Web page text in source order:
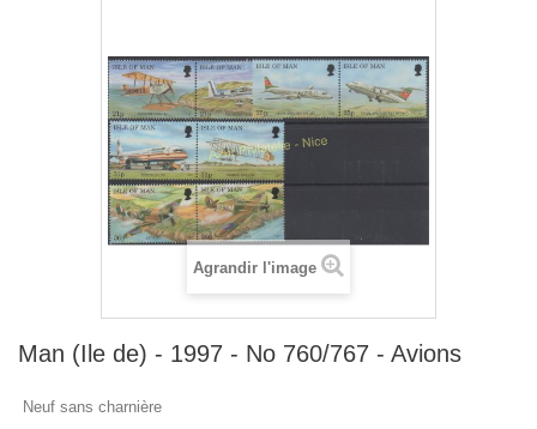
Agrandir l'image
Man (Ile de) - 1997 - No 760/767 - Avions
Neuf sans charnière